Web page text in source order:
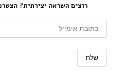
רוצים השראה יצירתית?